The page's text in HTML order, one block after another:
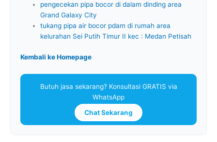
pengecekan pipa bocor di dalam dinding area
Grand Galaxy City
tukang pipa air bocor pdam di rumah area
kelurahan Sei Putih Timur II kec : Medan Petisah
Kembali ke Homepage
Butuh jasa sekarang? Konsultasi GRATIS via
WhatsApp
Chat Sekarang